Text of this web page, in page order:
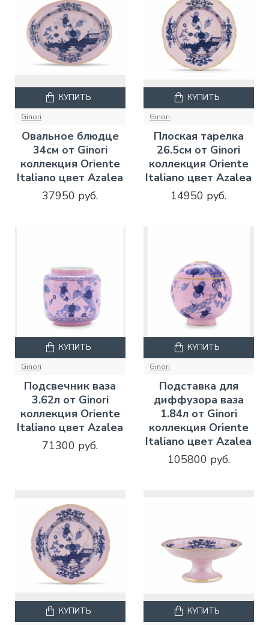
Ginori
Овальное блюдце
34см от Ginori
коллекция Oriente
Italiano цвет Azalea
37950 руб.
КУПИТЬ
Ginori
Плоская тарелка
26.5см от Ginori
коллекция Oriente
Italiano цвет Azalea
14950 руб.
КУПИТЬ
Ginori
Подсвечник ваза
3.62л от Ginori
коллекция Oriente
Italiano цвет Azalea
71300 руб.
КУПИТЬ
Ginori
Подставка для
диффузора ваза
1.84л от Ginori
коллекция Oriente
Italiano цвет Azalea
105800 руб.
КУПИТЬ
КУПИТЬ КУПИТЬ